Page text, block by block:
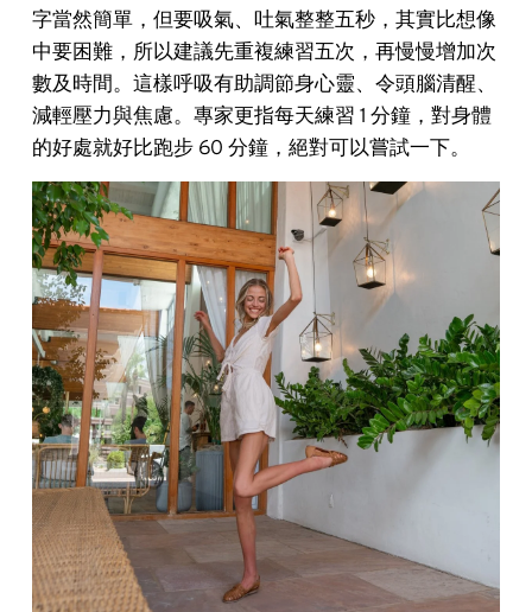
字當然簡單，但要吸氣、吐氣整整五秒，其實比想像
中要困難，所以建議先重複練習五次，再慢慢增加次
數及時間。這樣呼吸有助調節身心靈、令頭腦清醒、
減輕壓力與焦慮。專家更指每天練習 1 分鐘，對身體
的好處就好比跑步 60 分鐘，絕對可以嘗試一下。